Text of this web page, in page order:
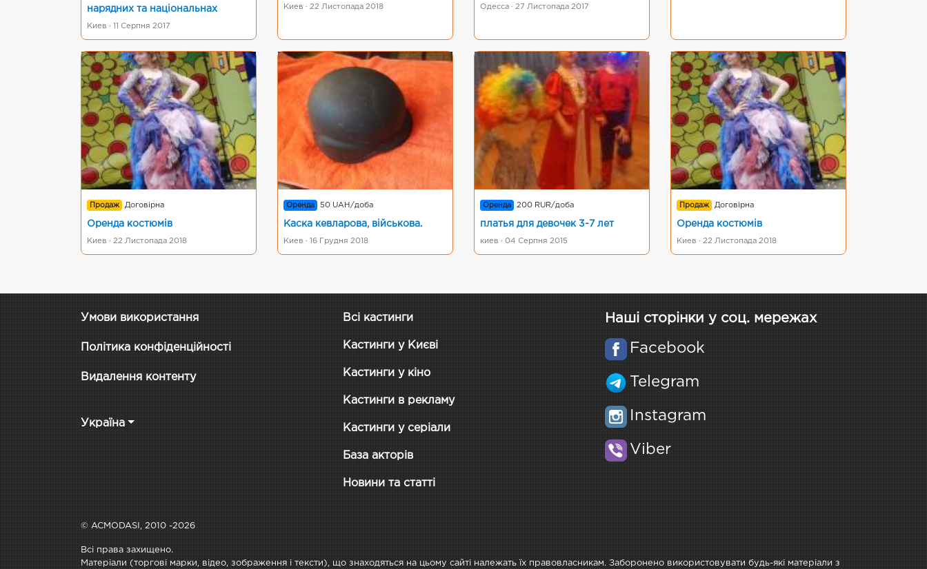
нарядних та національнах
Киев · 11 Серпня 2017
Киев · 22 Листопада 2018 Одесса · 27 Листопада 2017
Продаж Договірна
Оренда костюмів
Киев · 22 Листопада 2018
Оренда 50 UAH/доба
Каска кевларова, військова.
Киев · 16 Грудня 2018
Оренда 200 RUR/доба
платья для девочек 3-7 лет
киев · 04 Серпня 2015
Продаж Договірна
Оренда костюмів
Киев · 22 Листопада 2018
Умови використання
Політика конфіденційності
Видалення контенту
Україна
Всі кастинги
Кастинги у Києві
Кастинги у кіно
Кастинги в рекламу
Кастинги у серіали
База акторів
Новини та статті
Наші сторінки у соц. мережах
Facebook
Telegram
Instagram
Viber
© ACMODASI, 2010 -2026
Всі права захищено.
Матеріали (торгові марки, відео, зображення і тексти), що знаходяться на цьому сайті належать їх правовласникам. Заборонено використовувати будь-які матеріали з